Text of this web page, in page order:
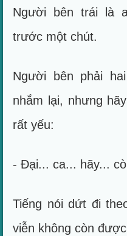
Người bên trái là
trước một chút.
Người bên phải
nhắm lại, nhưng
rất yếu:
- Đại... ca... hãy...
Tiếng nói dứt đi
viễn không còn